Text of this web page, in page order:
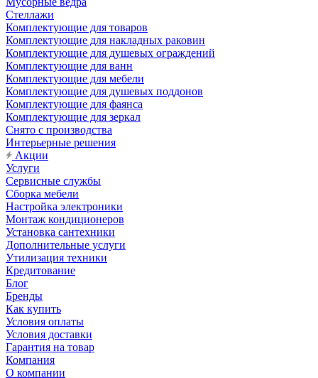
Стеллажи
Комплектующие для товаров
Комплектующие для накладных раковин
Комплектующие для душевых ограждений
Комплектующие для ванн
Комплектующие для мебели
Комплектующие для душевых поддонов
Комплектующие для фаянса
Комплектующие для зеркал
Снято с производства
Интерьерные решения
Акции
Услуги
Сервисные службы
Сборка мебели
Настройка электроники
Монтаж кондиционеров
Установка сантехники
Дополнительные услуги
Утилизация техники
Кредитование
Блог
Бренды
Как купить
Условия оплаты
Условия доставки
Гарантия на товар
Компания
О компании